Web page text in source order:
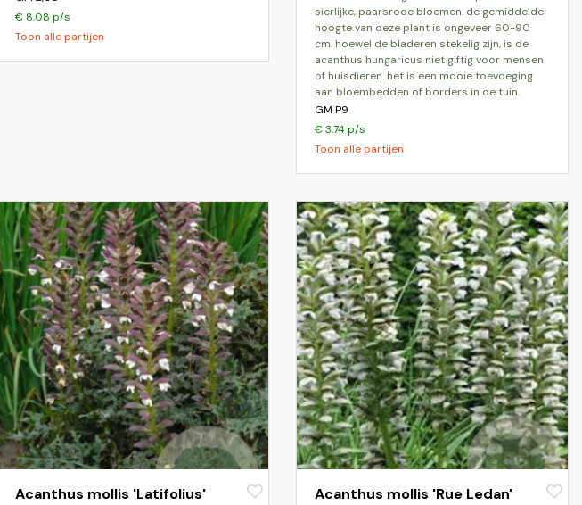
€ 8,08 p/s
Toon alle partijen
sierlijke, paarsrode bloemen. de gemiddelde
hoogte van deze plant is ongeveer 60-90
cm. hoewel de bladeren stekelig zijn, is de
acanthus hungaricus niet giftig voor mensen
of huisdieren. het is een mooie toevoeging
aan bloembedden of borders in de tuin.
GM P9
€ 3,74 p/s
Toon alle partijen
Acanthus mollis 'Latifolius' Acanthus mollis 'Rue Ledan'